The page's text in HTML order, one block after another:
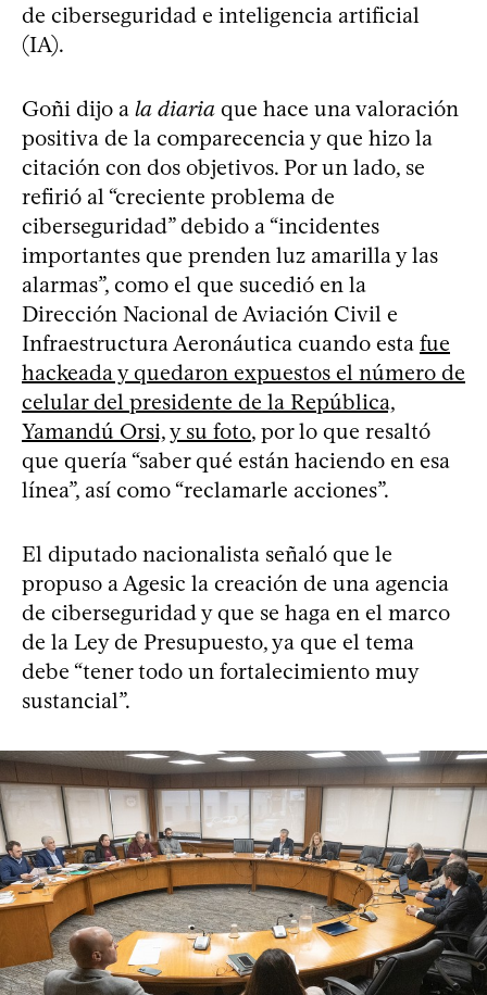
de ciberseguridad e inteligencia artificial
(IA).
Goñi dijo a la diaria que hace una valoración
positiva de la comparecencia y que hizo la
citación con dos objetivos. Por un lado, se
refirió al “creciente problema de
ciberseguridad” debido a “incidentes
importantes que prenden luz amarilla y las
alarmas”, como el que sucedió en la
Dirección Nacional de Aviación Civil e
Infraestructura Aeronáutica cuando esta fue
hackeada y quedaron expuestos el número de
celular del presidente de la República,
Yamandú Orsi, y su foto, por lo que resaltó
que quería “saber qué están haciendo en esa
línea”, así como “reclamarle acciones”.
El diputado nacionalista señaló que le
propuso a Agesic la creación de una agencia
de ciberseguridad y que se haga en el marco
de la Ley de Presupuesto, ya que el tema
debe “tener todo un fortalecimiento muy
sustancial”.